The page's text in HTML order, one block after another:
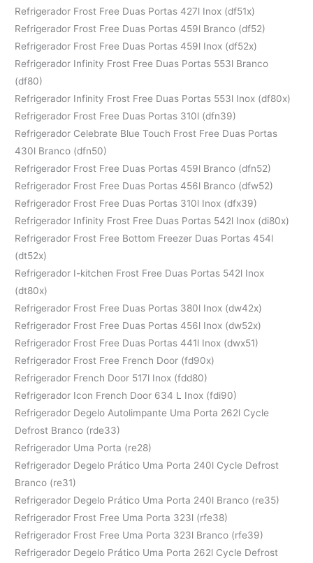
Refrigerador Frost Free Duas Portas 427l Inox (df51x)
Refrigerador Frost Free Duas Portas 459l Branco (df52)
Refrigerador Frost Free Duas Portas 459l Inox (df52x)
Refrigerador Infinity Frost Free Duas Portas 553l Branco
(df80)
Refrigerador Infinity Frost Free Duas Portas 553l Inox (df80x)
Refrigerador Frost Free Duas Portas 310l (dfn39)
Refrigerador Celebrate Blue Touch Frost Free Duas Portas
430l Branco (dfn50)
Refrigerador Frost Free Duas Portas 459l Branco (dfn52)
Refrigerador Frost Free Duas Portas 456l Branco (dfw52)
Refrigerador Frost Free Duas Portas 310l Inox (dfx39)
Refrigerador Infinity Frost Free Duas Portas 542l Inox (di80x)
Refrigerador Frost Free Bottom Freezer Duas Portas 454l
(dt52x)
Refrigerador I-kitchen Frost Free Duas Portas 542l Inox
(dt80x)
Refrigerador Frost Free Duas Portas 380l Inox (dw42x)
Refrigerador Frost Free Duas Portas 456l Inox (dw52x)
Refrigerador Frost Free Duas Portas 441l Inox (dwx51)
Refrigerador Frost Free French Door (fd90x)
Refrigerador French Door 517l Inox (fdd80)
Refrigerador Icon French Door 634 L Inox (fdi90)
Refrigerador Degelo Autolimpante Uma Porta 262l Cycle
Defrost Branco (rde33)
Refrigerador Uma Porta (re28)
Refrigerador Degelo Prático Uma Porta 240l Cycle Defrost
Branco (re31)
Refrigerador Degelo Prático Uma Porta 240l Branco (re35)
Refrigerador Frost Free Uma Porta 323l (rfe38)
Refrigerador Frost Free Uma Porta 323l Branco (rfe39)
Refrigerador Degelo Prático Uma Porta 262l Cycle Defrost